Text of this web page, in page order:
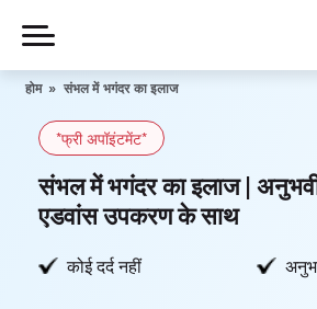
content
Piles
हमारे बारे में
हमसे संपर्क
होम » संभल में भगंदर का इलाज
*फ्री अपॉइंटमेंट*
संभल में भगंदर का इलाज |
एडवांस उपकरण के साथ
कोई दर्द नहीं